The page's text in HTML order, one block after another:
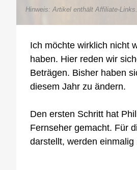
Hinweis: Artikel enthält Affiliate-Links.
Ich möchte wirklich nicht
haben. Hier reden wir
Beträgen. Bisher haben
diesem Jahr zu ändern.
Den ersten Schritt hat
Fernseher gemacht. Für
darstellt, werden